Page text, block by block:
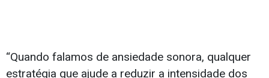
“Quando falamos de ansiedade sonora, qualquer
estratégia que ajude a reduzir a intensidade dos